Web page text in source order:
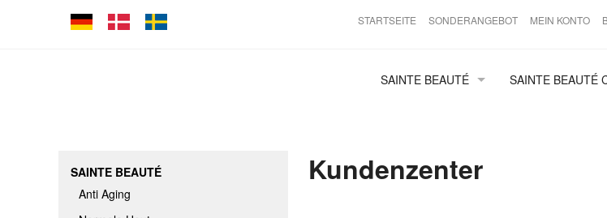
STARTSEITE SONDERANGEBOT MEIN KONTO
SAINTE BEAUTÉ
JUNGE HAUT
SAINTE BEAUTÉ
SAINTE BEAUTÉ
Anti Aging
Kundenzenter